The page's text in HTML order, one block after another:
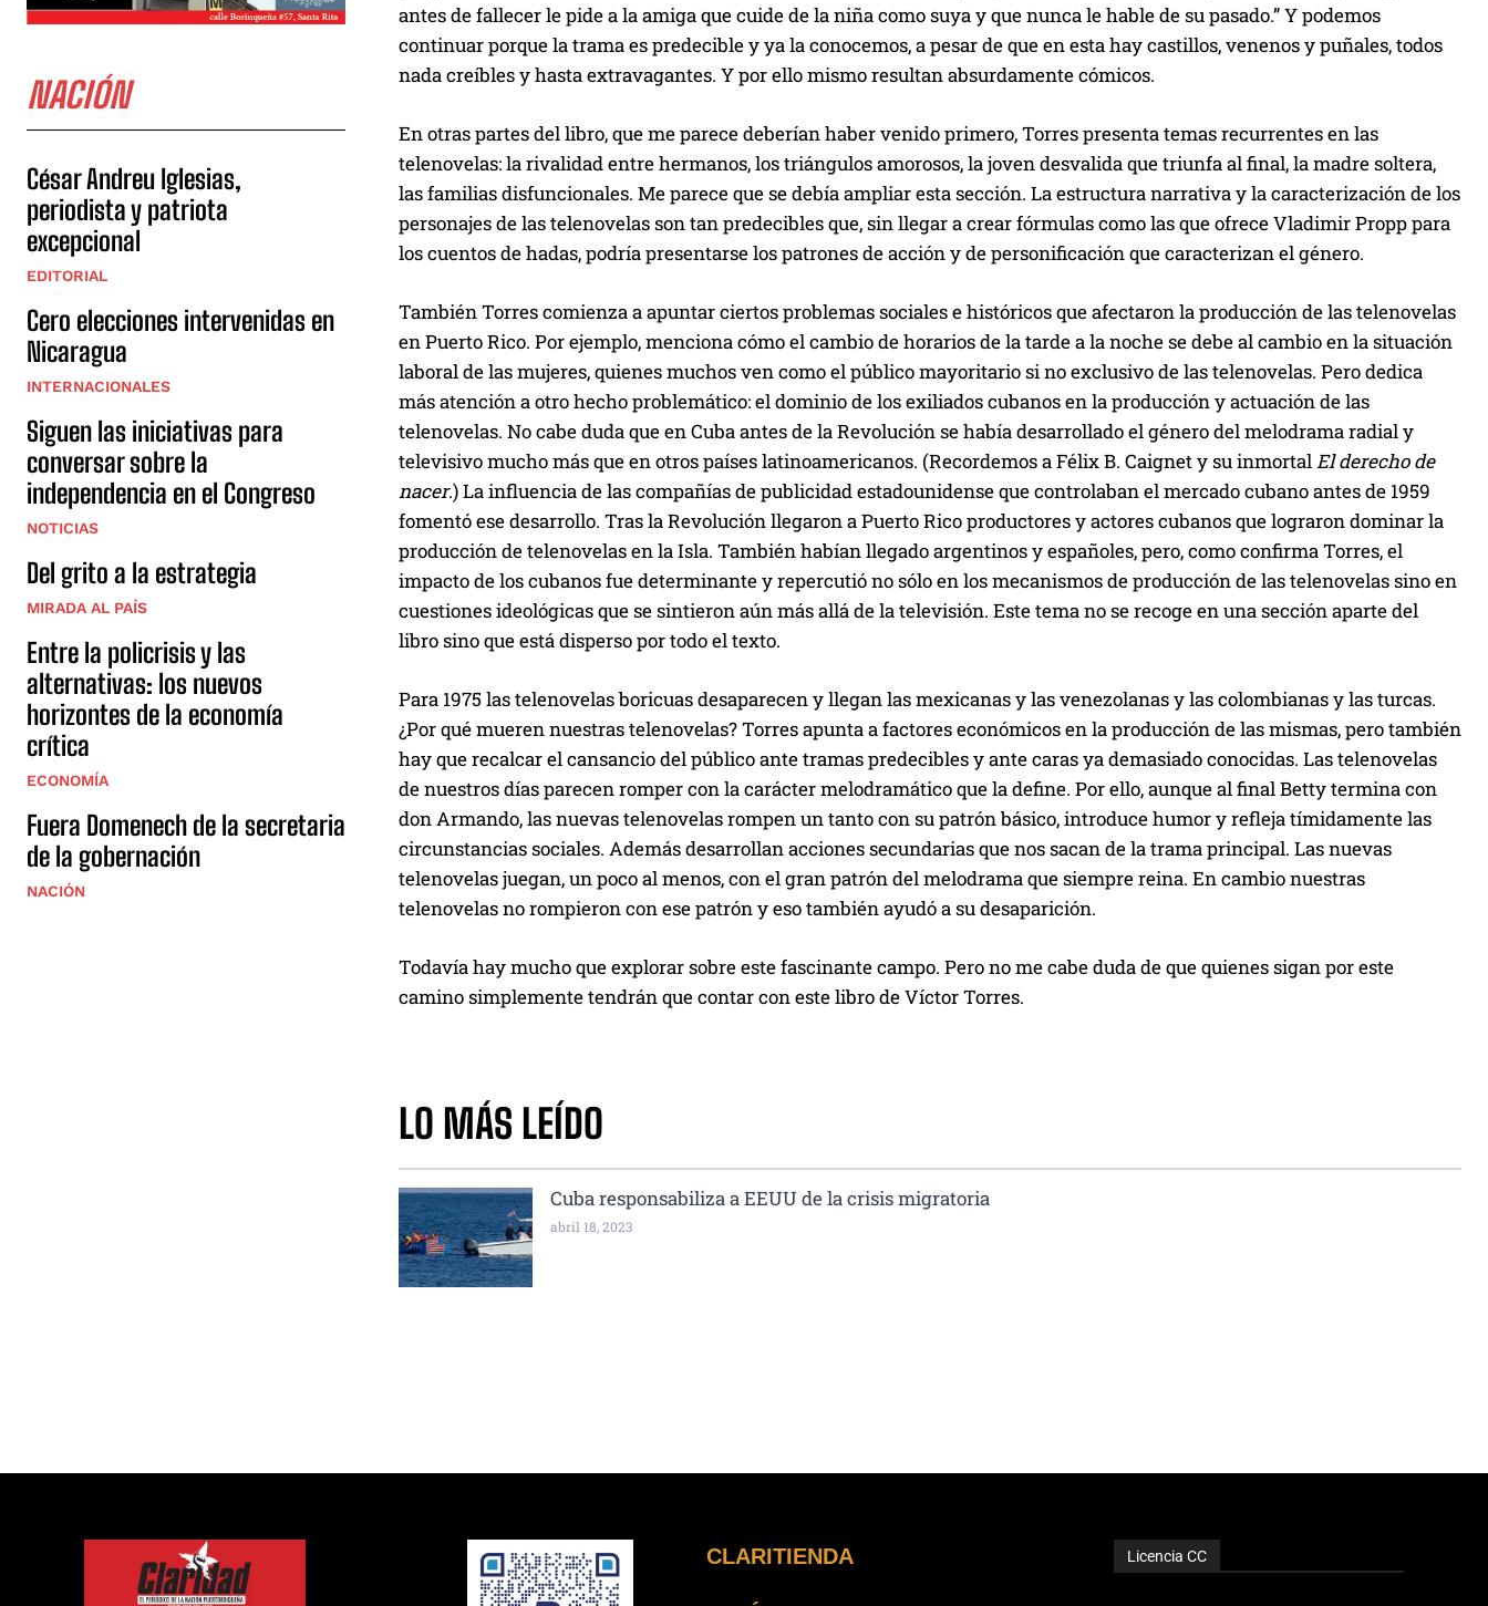
NACIÓN
César Andreu Iglesias,
periodista y patriota
excepcional
EDITORIAL
Cero elecciones intervenidas en
Nicaragua
INTERNACIONALES
Siguen las iniciativas para
conversar sobre la
independencia en el Congreso
NOTICIAS
Del grito a la estrategia
MIRADA AL PAÍS
Entre la policrisis y las
alternativas: los nuevos
horizontes de la economía
crítica
ECONOMÍA
Fuera Domenech de la secretaria
de la gobernación
NACIÓN
antes de fallecer le pide a la amiga que cuide de la niña como suya y que nunca le hable de su pasado.” Y podemos
continuar porque la trama es predecible y ya la conocemos, a pesar de que en esta hay castillos, venenos y puñales, todos
nada creíbles y hasta extravagantes. Y por ello mismo resultan absurdamente cómicos.
En otras partes del libro, que me parece deberían haber venido primero, Torres presenta temas recurrentes en las
telenovelas: la rivalidad entre hermanos, los triángulos amorosos, la joven desvalida que triunfa al final, la madre soltera,
las familias disfuncionales. Me parece que se debía ampliar esta sección. La estructura narrativa y la caracterización de los
personajes de las telenovelas son tan predecibles que, sin llegar a crear fórmulas como las que ofrece Vladimir Propp para
los cuentos de hadas, podría presentarse los patrones de acción y de personificación que caracterizan el género.
También Torres comienza a apuntar ciertos problemas sociales e históricos que afectaron la producción de las telenovelas
en Puerto Rico. Por ejemplo, menciona cómo el cambio de horarios de la tarde a la noche se debe al cambio en la situación
laboral de las mujeres, quienes muchos ven como el público mayoritario si no exclusivo de las telenovelas. Pero dedica
más atención a otro hecho problemático: el dominio de los exiliados cubanos en la producción y actuación de las
telenovelas. No cabe duda que en Cuba antes de la Revolución se había desarrollado el género del melodrama radial y
televisivo mucho más que en otros países latinoamericanos. (Recordemos a Félix B. Caignet y su inmortal El derecho de
nacer.) La influencia de las compañías de publicidad estadounidense que controlaban el mercado cubano antes de 1959
fomentó ese desarrollo. Tras la Revolución llegaron a Puerto Rico productores y actores cubanos que lograron dominar la
producción de telenovelas en la Isla. También habían llegado argentinos y españoles, pero, como confirma Torres, el
impacto de los cubanos fue determinante y repercutió no sólo en los mecanismos de producción de las telenovelas sino en
cuestiones ideológicas que se sintieron aún más allá de la televisión. Este tema no se recoge en una sección aparte del
libro sino que está disperso por todo el texto.
Para 1975 las telenovelas boricuas desaparecen y llegan las mexicanas y las venezolanas y las colombianas y las turcas.
¿Por qué mueren nuestras telenovelas? Torres apunta a factores económicos en la producción de las mismas, pero también
hay que recalcar el cansancio del público ante tramas predecibles y ante caras ya demasiado conocidas. Las telenovelas
de nuestros días parecen romper con la carácter melodramático que la define. Por ello, aunque al final Betty termina con
don Armando, las nuevas telenovelas rompen un tanto con su patrón básico, introduce humor y refleja tímidamente las
circunstancias sociales. Además desarrollan acciones secundarias que nos sacan de la trama principal. Las nuevas
telenovelas juegan, un poco al menos, con el gran patrón del melodrama que siempre reina. En cambio nuestras
telenovelas no rompieron con ese patrón y eso también ayudó a su desaparición.
Todavía hay mucho que explorar sobre este fascinante campo. Pero no me cabe duda de que quienes sigan por este
camino simplemente tendrán que contar con este libro de Víctor Torres.
LO MÁS LEÍDO
Cuba responsabiliza a EEUU de la crisis migratoria
abril 18, 2023
CLARITIENDA Licencia CC